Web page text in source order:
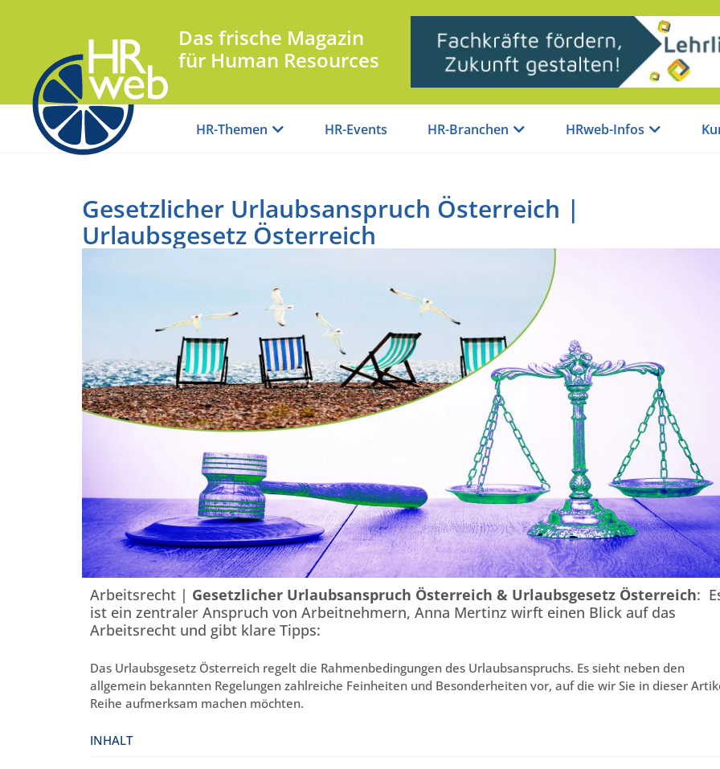
Das frische Magazin
für Human Resources
HR-Themen HR-Events HR-Branchen HRweb-Infos
Gesetzlicher Urlaubsanspruch Österreich |
Urlaubsgesetz Österreich
Arbeitsrecht | Gesetzlicher Urlaubsanspruch Österreich & Urlaubsgesetz Österreich:
ist ein zentraler Anspruch von Arbeitnehmern, Anna Mertinz wirft einen Blick auf das
Arbeitsrecht und gibt klare Tipps:
Das Urlaubsgesetz Österreich regelt die Rahmenbedingungen des Urlaubsanspruchs. Es sieht neben den
allgemein bekannten Regelungen zahlreiche Feinheiten und Besonderheiten vor, auf die wir Sie in dieser
Reihe aufmerksam machen möchten.
INHALT